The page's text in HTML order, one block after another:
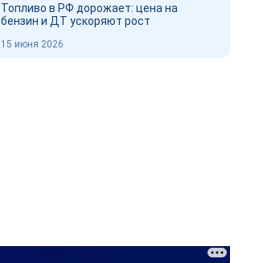
Топливо в РФ дорожает: цена на
бензин и ДТ ускоряют рост
15 июня 2026